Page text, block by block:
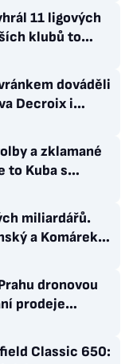
11 ligových
klubů to
i víckrát
dováděli
Decroix i
a zklamané
to Kuba s
do celostátní
miliardářů.
a Komárek
dronovou
prodeje
Classic 650: